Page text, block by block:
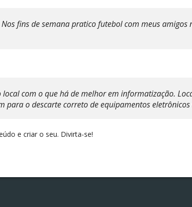
fins de semana pratico futebol com meus amigos
com o que há de melhor em informatização.
o descarte correto de equipamentos
e criar o seu. Divirta-se!